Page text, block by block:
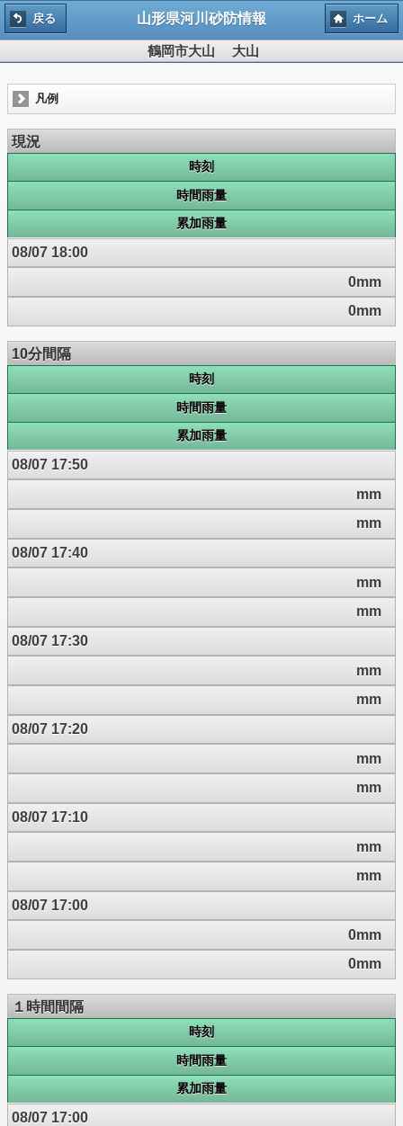
戻る 山形県河川砂防情報 ホーム
鶴岡市大山 大山
凡例
現況
時刻
時間雨量
累加雨量
08/07 18:00
0mm
0mm
10分間隔
時刻
時間雨量
累加雨量
08/07 17:50
mm
mm
08/07 17:40
mm
mm
08/07 17:30
mm
mm
08/07 17:20
mm
mm
08/07 17:10
mm
mm
08/07 17:00
0mm
0mm
１時間間隔
時刻
時間雨量
累加雨量
08/07 17:00